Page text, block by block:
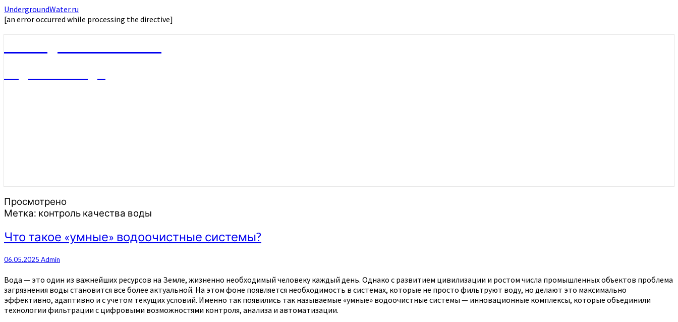
UndergroundWater.ru
[an error occurred while processing the directive]
Просмотрено
Метка: контроль качества воды
Что
такое
водоочистные
Что такое «умные» водоочистные системы?
06.05.2025 Admin
Вода — это один из важнейших ресурсов на Земле, жизненно необходимый человеку каждый день. Однако с развитием цивилизации и ростом числа промышленных объектов проблема
загрязнения воды становится все более актуальной. На этом фоне появляется необходимость в системах, которые не просто фильтруют воду, но делают это максимально
эффективно, адаптивно и с учетом текущих условий. Именно так появились так называемые «умные» водоочистные системы — инновационные комплексы, которые объединили
технологии фильтрации с цифровыми возможностями контроля, анализа и автоматизации.